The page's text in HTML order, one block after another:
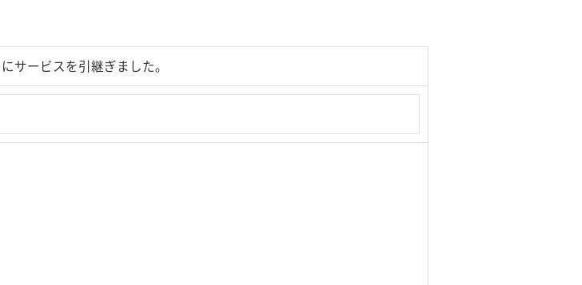
サービスを引継ぎました。